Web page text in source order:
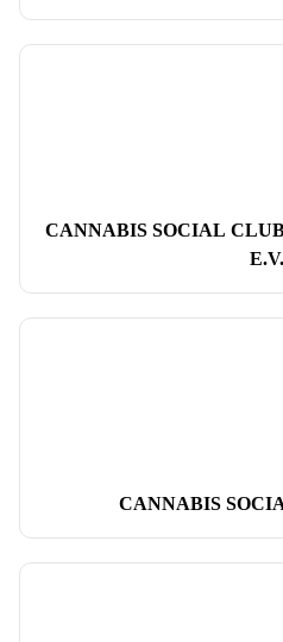
CANNABIS SOCIAL
E.V.
CANNABIS